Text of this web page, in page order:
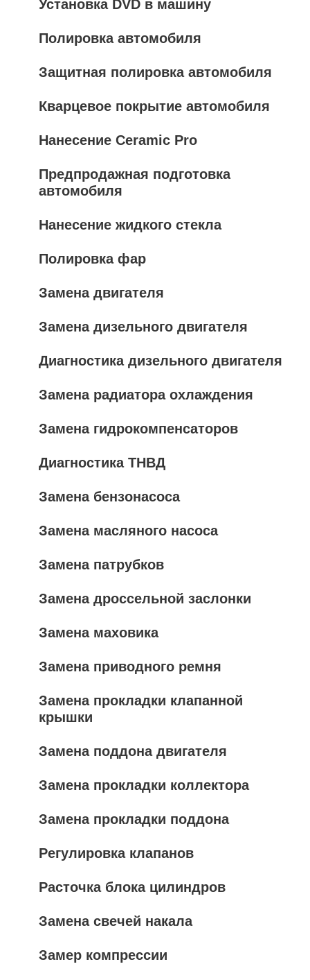
Установка DVD в машину
Полировка автомобиля
Защитная полировка автомобиля
Кварцевое покрытие автомобиля
Нанесение Ceramic Pro
Предпродажная подготовка
автомобиля
Нанесение жидкого стекла
Полировка фар
Замена двигателя
Замена дизельного двигателя
Диагностика дизельного двигателя
Замена радиатора охлаждения
Замена гидрокомпенсаторов
Диагностика ТНВД
Замена бензонасоса
Замена масляного насоса
Замена патрубков
Замена дроссельной заслонки
Замена маховика
Замена приводного ремня
Замена прокладки клапанной
крышки
Замена поддона двигателя
Замена прокладки коллектора
Замена прокладки поддона
Регулировка клапанов
Расточка блока цилиндров
Замена свечей накала
Замер компрессии